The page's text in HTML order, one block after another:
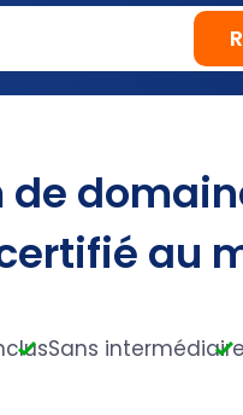
de
au
Sans intermédiaire